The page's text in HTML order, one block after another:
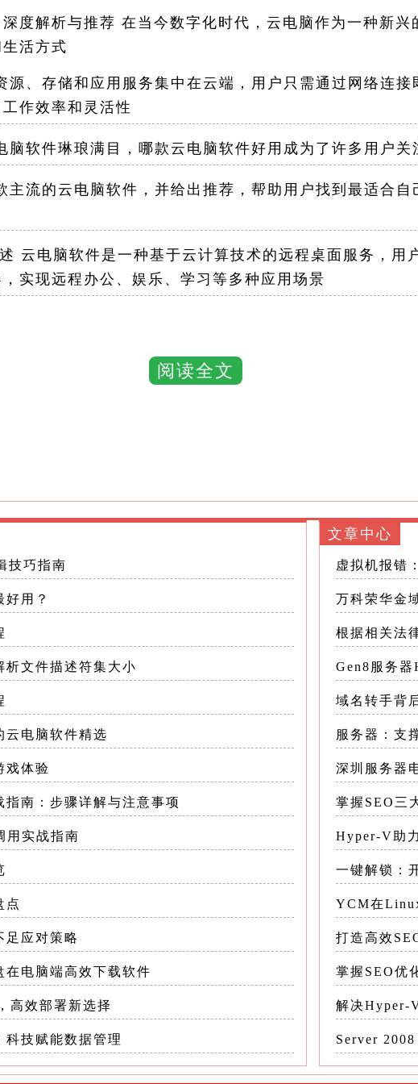
度解析与推荐 在当今数字化时代，云电脑作为一种新兴
活方式
、存储和应用服务集中在云端，用户只需通过网络连接
作效率和灵活性
软件琳琅满目，哪款云电脑软件好用成为了许多用户关
流的云电脑软件，并给出推荐，帮助用户找到最适合自
电脑软件是一种基于云计算技术的远程桌面服务，用
实现远程办公、娱乐、学习等多种应用场景
带沉重的硬件设备，只需通过网络连接即可随时随地访
人工智能技术，为用户提供高效、安全、便捷的云电脑服
云电脑采用高性能的服务器和存储设备，能够为用户
供多重安全防护措施，包括数据加密、访问控制等，
持多种操作系统和应用程序，能够满足不同用户的需
性能计算和存储资源的用户，如设计师、程序员等
里云电脑是阿里巴巴集团推出的一款云电脑软件，依
供高效、稳定、安全的云电脑服务
云电脑采用先进的虚拟化技术，能够确保云电脑的稳
支持用户根据需求随时调整配置，满足不同的应用场
提供多种计费方式，用户可以根据实际需求选择最经
期稳定运行的云电脑服务的用户，如企业办公、在线
阅读全文
技巧指南
用？
文件描述符集大小
云电脑软件精选
戏体验
南：步骤详解与注意事项
用实战指南
点
足应对策略
在电脑端高效下载软件
高效部署新选择
科技赋能数据管理
文章中心
虚拟机报错
万科荣华金
根据相关法
Gen8服务
域名转手背
服务器：支
深圳服务器
掌握SEO三
Hyper-V助
一键解锁：
YCM在
打造高效
掌握SEO优
解决Hyper-
Server